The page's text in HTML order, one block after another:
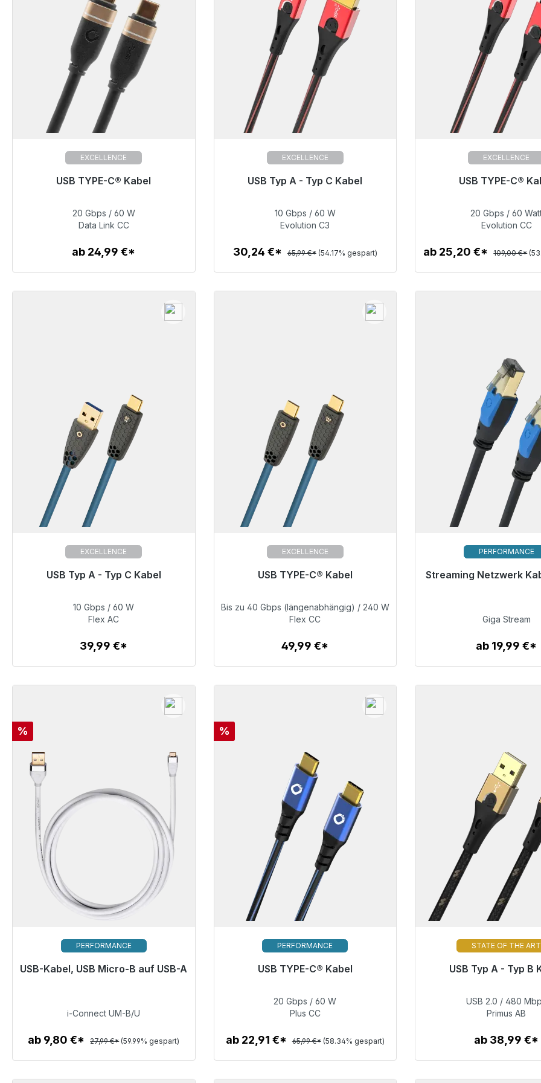
EXCELLENCE
USB TYPE-C® Kabel
39,99 €
Zum Artikel
20 Gbps / 60 W
Data Link CC
ab 24,99 €*
EXCELLENCE
USB Typ A - Typ C Kabel
Sofort versandfertig, Lieferzeit 48h*
30,24 €
Zum Artikel
10 Gbps / 60 W
Evolution C3
30,24 €* 65,99 €* (54.17% gespart)
EXCELLENCE
USB TYPE-C®
Sofort versandfertig,
50,40 €
Zum Artikel
20 Gbps / 60
Evolution CC
ab 25,20 €* 109,00 €*
EXCELLENCE
USB Typ A - Typ C Kabel
Sofort versandfertig, Lieferzeit 48h*
39,99 €
Zum Artikel
10 Gbps / 60 W
Flex AC
39,99 €*
EXCELLENCE
USB TYPE-C® Kabel
Sofort versandfertig, Lieferzeit 48h*
49,99 €
Zum Artikel
Bis zu 40 Gbps (längenabhängig) / 240 W
Flex CC
49,99 €*
PERFORMANCE
Streaming Netzwerk
Sofort versandfertig,
Zum Artikel
Giga Stream
ab 19,99 €*
Rabatt
%
PERFORMANCE
USB-Kabel, USB Micro-B auf USB-A
Sofort versandfertig, Lieferzeit 48h*
Zum Artikel
i-Connect UM-B/U
ab 9,80 €* 27,99 €* (59.99% gespart)
Rabatt
%
PERFORMANCE
USB TYPE-C® Kabel
Sofort versandfertig, Lieferzeit 48h*
27,49 €
Zum Artikel
20 Gbps / 60 W
Plus CC
ab 22,91 €* 65,99 €* (58.34% gespart)
STATE OF THE ART
USB Typ A - Typ B
Bald wieder
60,99 €
Zum Artikel
USB 2.0 / 480
Primus AB
ab 38,99 €*